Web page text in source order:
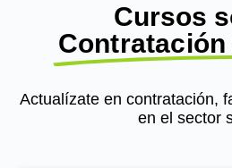
Cursos
Actualízate en contratación,
en el sector